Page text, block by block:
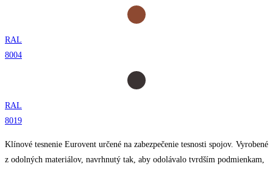
RAL
8004
RAL
8019
Klínové tesnenie Eurovent určené na zabezpečenie tesnosti spojov. Vyrobené
z odolných materiálov, navrhnutý tak, aby odolávalo tvrdším podmienkam,